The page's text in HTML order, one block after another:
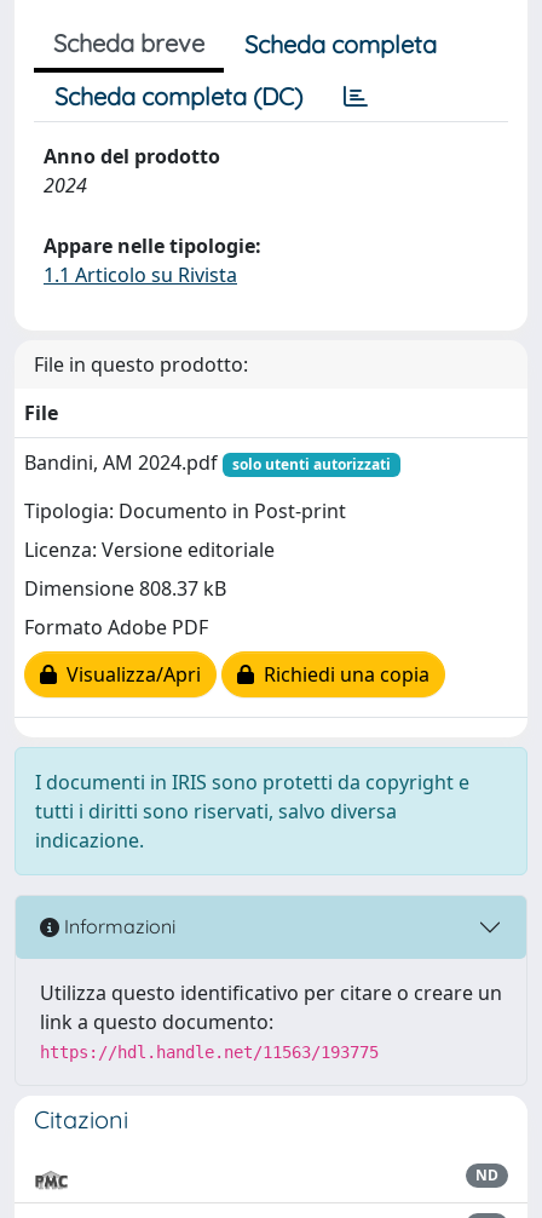
Scheda breve
Scheda completa
Scheda completa (DC)
Anno del prodotto
2024
Appare nelle tipologie:
1.1 Articolo su Rivista
File in questo prodotto:
File
Bandini, AM 2024.pdf
solo utenti autorizzati
Tipologia: Documento in Post-print
Licenza: Versione editoriale
Dimensione 808.37 kB
Formato Adobe PDF
Visualizza/Apri
Richiedi una copia
I documenti in IRIS sono protetti da copyright e
tutti i diritti sono riservati, salvo diversa
indicazione.
Informazioni
Utilizza questo identificativo per citare o creare un
link a questo documento:
https://hdl.handle.net/11563/193775
Citazioni
ND